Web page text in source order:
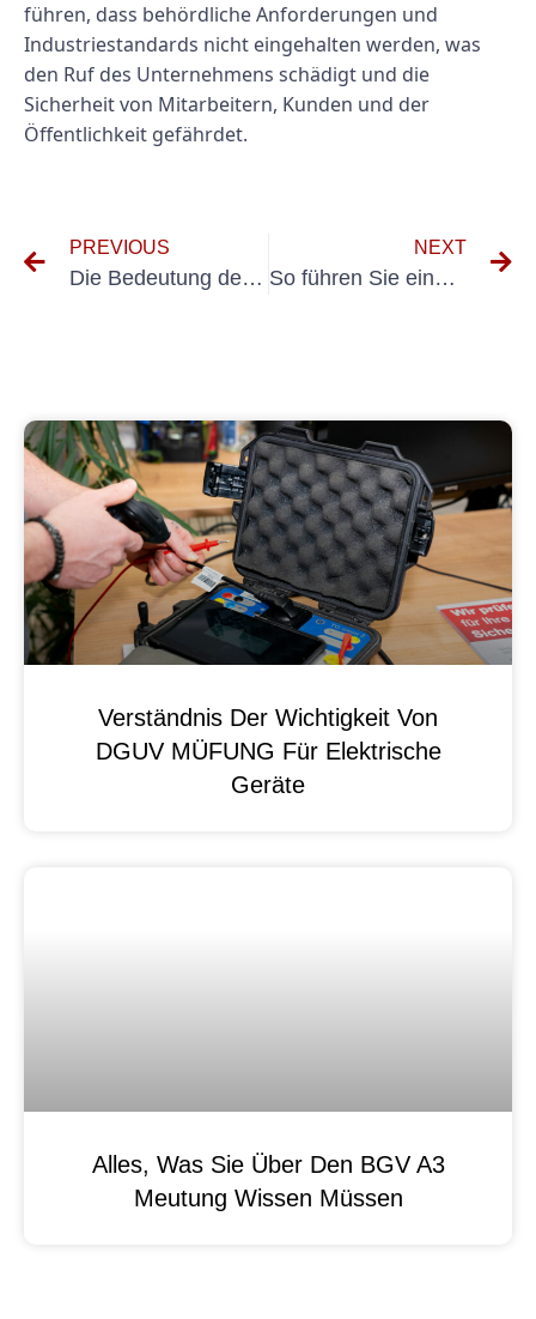
führen, dass behördliche Anforderungen und
Industriestandards nicht eingehalten werden, was
den Ruf des Unternehmens schädigt und die
Sicherheit von Mitarbeitern, Kunden und der
Öffentlichkeit gefährdet.
PREVIOUS
Die Bedeutung der DIN VDE 100 Teil 600 in der Elektroinstallation
NEXT
So führen Sie einen E-Check durch: Eine Schritt-für-Schritt-Anleitung
Verständnis Der Wichtigkeit Von
DGUV MÜFUNG Für Elektrische
Geräte
Alles, Was Sie Über Den BGV A3
Meutung Wissen Müssen